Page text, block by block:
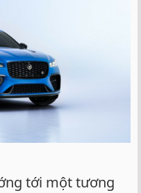
tới một tương